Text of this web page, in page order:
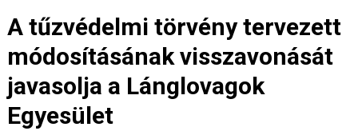
A tűzvédelmi törvény tervezett
módosításának visszavonását
javasolja a Lánglovagok
Egyesület